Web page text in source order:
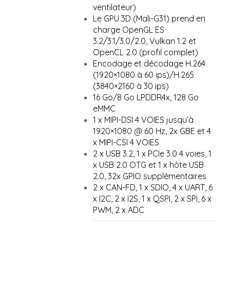
ventilateur)
Le GPU 3D (Mali-G31) prend en
charge OpenGL ES
3.2/3.1/3.0/2.0, Vulkan 1.2 et
OpenCL 2.0 (profil complet)
Encodage et décodage H.264
(1920×1080 à 60 ips)/H.265
(3840×2160 à 30 ips)
16 Go/8 Go LPDDR4x, 128 Go
eMMC
1 x MIPI-DSI 4 VOIES jusqu’à
1920×1080 @ 60 Hz, 2x GBE et 4
x MIPI-CSI 4 VOIES
2 x USB 3.2, 1 x PCIe 3.0 4 voies, 1
x USB 2.0 OTG et 1 x hôte USB
2.0, 32x GPIO supplémentaires
2 x CAN-FD, 1 x SDIO, 4 x UART, 6
x I2C, 2 x I2S, 1 x QSPI, 2 x SPI, 6 x
PWM, 2 x ADC